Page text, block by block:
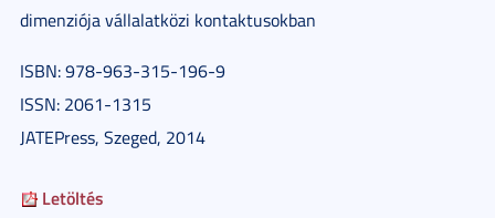
dimenziója vállalatközi kontaktusokban
ISBN: 978-963-315-196-9
ISSN: 2061-1315
JATEPress, Szeged, 2014
Letöltés